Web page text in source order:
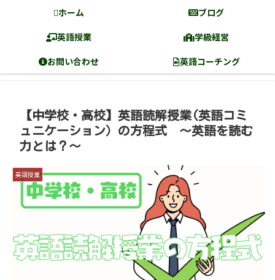
ホーム
ブログ
英語授業
学級経営
お問い合わせ
英語コーチング
【中学校・高校】英語読解授業(英語コミ
ュニケーション）の方程式 〜英語を読む
力とは？〜
英語授業